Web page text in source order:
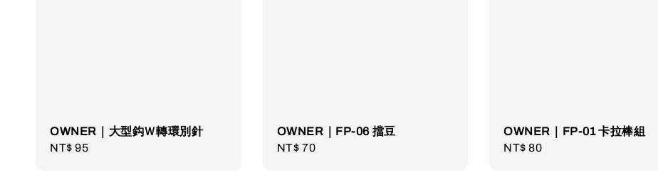
OWNER｜大型鈎Ｗ轉環別針
Regular
NT$ 95
OWNER｜FP-06 擋豆
Regular
NT$ 70
OWNER｜FP-01 卡拉棒組
Regular
NT$ 80